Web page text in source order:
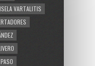
VARTALITIS
PASO